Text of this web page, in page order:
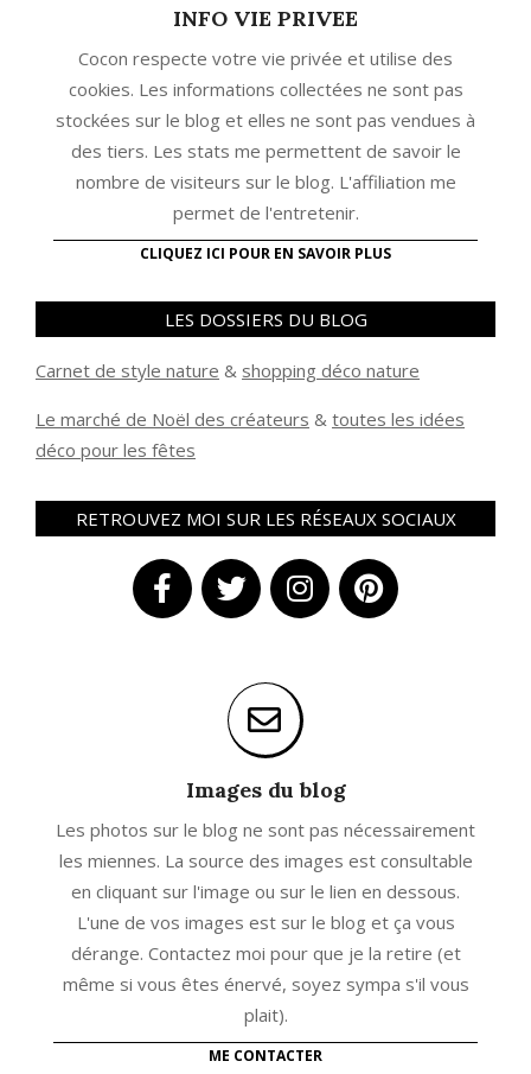
INFO VIE PRIVEE
Cocon respecte votre vie privée et utilise des
cookies. Les informations collectées ne sont pas
stockées sur le blog et elles ne sont pas vendues à
des tiers. Les stats me permettent de savoir le
nombre de visiteurs sur le blog. L'affiliation me
permet de l'entretenir.
CLIQUEZ ICI POUR EN SAVOIR PLUS
LES DOSSIERS DU BLOG
Carnet de style nature & shopping déco nature
Le marché de Noël des créateurs & toutes les idées
déco pour les fêtes
RETROUVEZ MOI SUR LES RÉSEAUX SOCIAUX
Images du blog
Les photos sur le blog ne sont pas nécessairement
les miennes. La source des images est consultable
en cliquant sur l'image ou sur le lien en dessous.
L'une de vos images est sur le blog et ça vous
dérange. Contactez moi pour que je la retire (et
même si vous êtes énervé, soyez sympa s'il vous
plait).
ME CONTACTER